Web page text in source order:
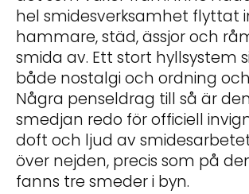
hel smidesverksamhet flyttat
hammare, städ, ässjor och
smida av. Ett stort hyllsystem
både nostalgi och ordning
Några penseldrag till så är
smedjan redo för officiell
doft och ljud av
över nejden, precis som på
fanns tre smeder i byn.